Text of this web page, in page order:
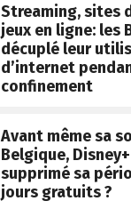
Streaming, sites
jeux en ligne: les
décuplé leur
d’internet
confinement
Avant même sa
Belgique,
supprimé sa
jours gratuits ?